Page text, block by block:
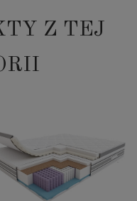
Z TEJ